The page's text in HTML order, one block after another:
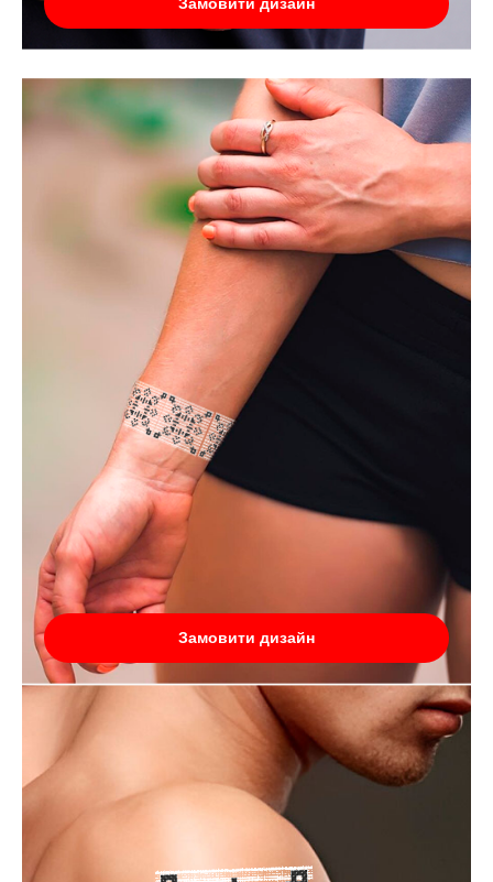
Замовити дизайн